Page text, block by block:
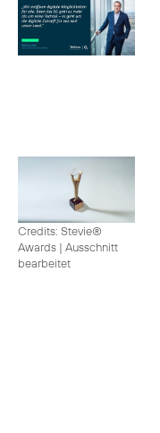
Credits: Stevie®
Awards | Ausschnitt
bearbeitet